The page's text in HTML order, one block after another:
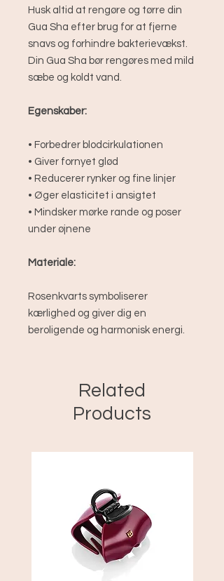
Husk altid at rengøre og tørre din
Gua Sha efter brug for at fjerne
snavs og forhindre bakterievækst.
Din Gua Sha bør rengøres med mild
sæbe og koldt vand.
Egenskaber:
• Forbedrer blodcirkulationen
• Giver fornyet glød
• Reducerer rynker og fine linjer
• Øger elasticitet i ansigtet
• Mindsker mørke rande og poser
under øjnene
Materiale:
Rosenkvarts symboliserer
kærlighed og giver dig en
beroligende og harmonisk energi.
Related
Products